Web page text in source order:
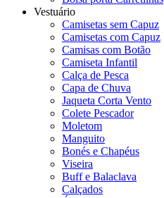
Vestuário
Camisetas sem Capuz
Camisetas com Capuz
Camisas com Botão
Camiseta Infantil
Calça de Pesca
Capa de Chuva
Jaqueta Corta Vento
Colete Pescador
Moletom
Manguito
Bonés e Chapéus
Viseira
Buff e Balaclava
Calçados